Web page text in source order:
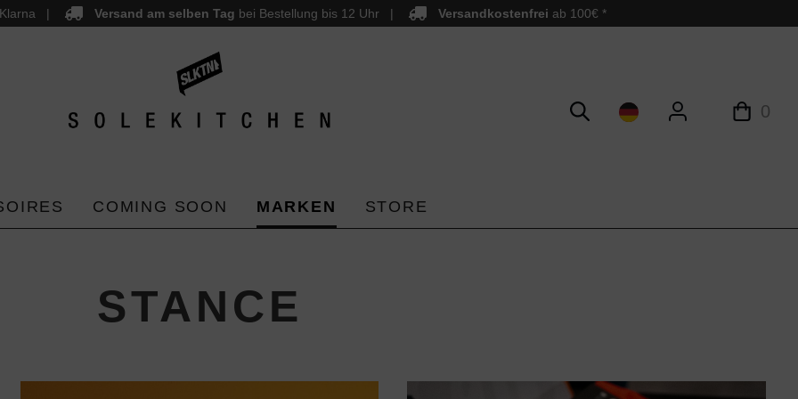
Versand am selben Tag bei Bestellung bis 12 Uhr Versandkostenfrei ab 100€ *
0
COMING SOON MARKEN STORE
STANCE